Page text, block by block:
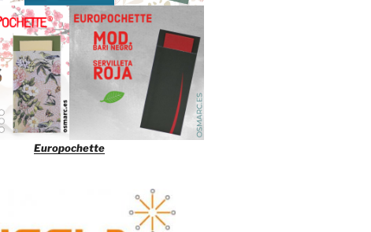
Europochette